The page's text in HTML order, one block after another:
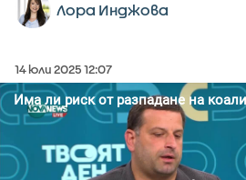
Лора Инджова
14 юли 2025 12:07